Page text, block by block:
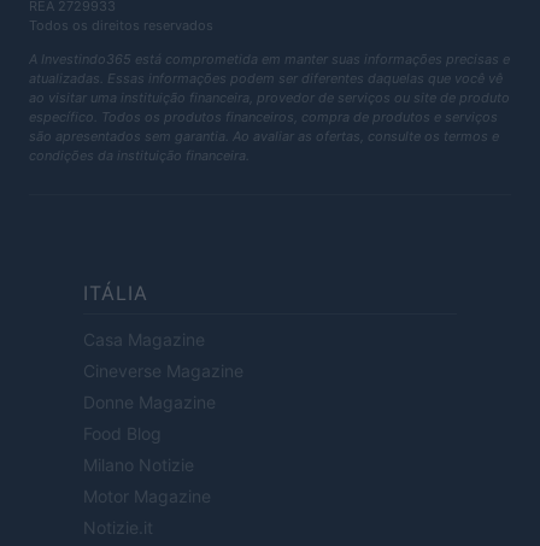
REA 2729933
Todos os direitos reservados
A Investindo365 está comprometida em manter suas informações precisas e
atualizadas. Essas informações podem ser diferentes daquelas que você vê
ao visitar uma instituição financeira, provedor de serviços ou site de produto
específico. Todos os produtos financeiros, compra de produtos e serviços
são apresentados sem garantia. Ao avaliar as ofertas, consulte os termos e
condições da instituição financeira.
ITÁLIA
Casa Magazine
Cineverse Magazine
Donne Magazine
Food Blog
Milano Notizie
Motor Magazine
Notizie.it